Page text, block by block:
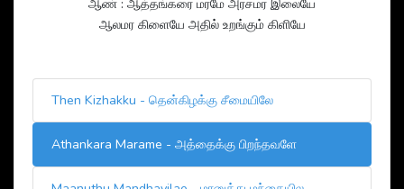
ஆலமர கிளையே அதில் உறங்கும் கிளியே
Then Kizhakku - தென்கிழக்கு சீமையிலே
Athankara Marame - அத்தைக்கு பிறந்தவளே